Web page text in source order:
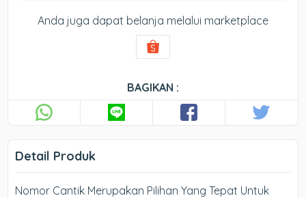
Anda juga dapat belanja melalui marketplace
BAGIKAN :
Detail Produk
Nomor Cantik Merupakan Pilihan Yang Tepat Untuk